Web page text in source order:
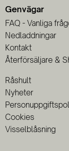
Genvägar
FAQ - Vanliga
Nedladdningar
Kontakt
Återförsäljare &
Råshult
Nyheter
Cookies
Visselblåsning